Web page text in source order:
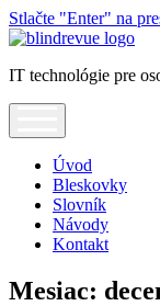
Stlačte "Enter" na
Blindrevue
IT technológie pre
Úvod
Bleskovky
Slovník
Návody
Kontakt
Mesiac: